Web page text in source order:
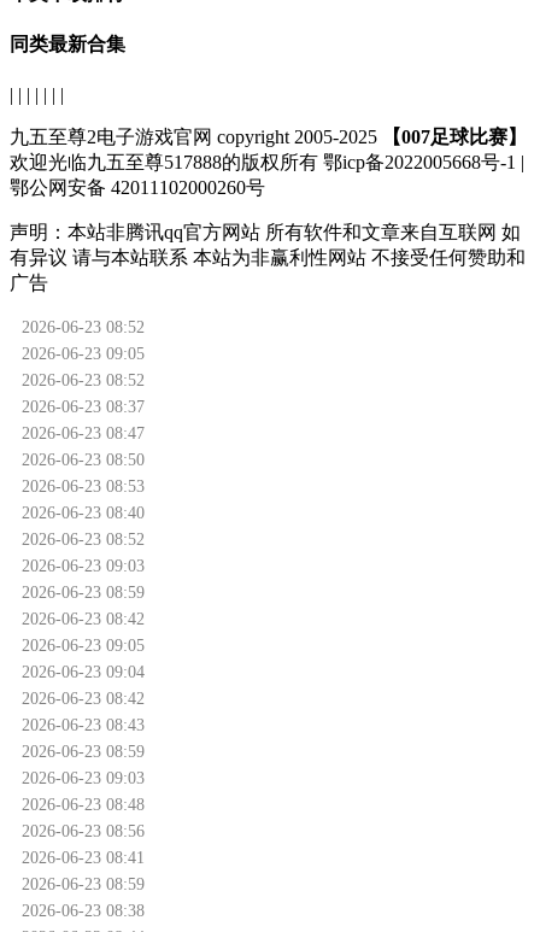
同类最新合集
| | | | | | |
九五至尊2电子游戏官网 copyright 2005-2025
【007足球比赛】
欢迎光临九五至尊517888的版权所有 鄂icp备2022005668号-1 |
鄂公网安备 42011102000260号
声明： 本站非腾讯qq官方网站 所有软件和文章来自互联网 如
有异议 请与本站联系 本站为非赢利性网站 不接受任何赞助和
广告
2026-06-23 08:52
2026-06-23 09:05
2026-06-23 08:52
2026-06-23 08:37
2026-06-23 08:47
2026-06-23 08:50
2026-06-23 08:53
2026-06-23 08:40
2026-06-23 08:52
2026-06-23 09:03
2026-06-23 08:59
2026-06-23 08:42
2026-06-23 09:05
2026-06-23 09:04
2026-06-23 08:42
2026-06-23 08:43
2026-06-23 08:59
2026-06-23 09:03
2026-06-23 08:48
2026-06-23 08:56
2026-06-23 08:41
2026-06-23 08:59
2026-06-23 08:38